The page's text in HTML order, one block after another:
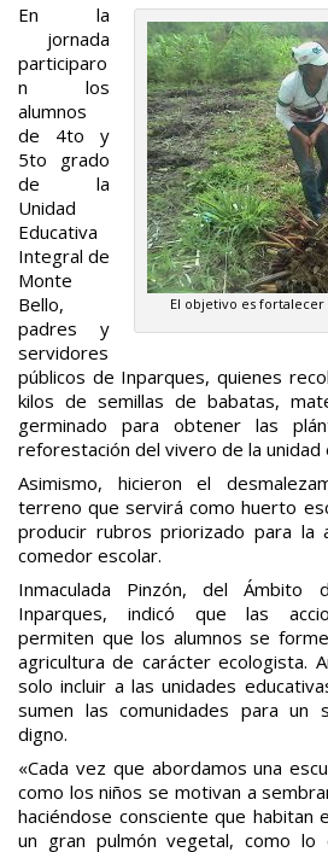
El objetivo es
En la
jornada
participaro
n los
alumnos
de 4to y
5to grado
de la
Unidad
Educativa
Integral de
Monte
Bello,
padres y
servidores
públicos de Inparques, quienes
kilos de semillas de babatas,
germinado para obtener las
reforestación del vivero de la unidad
Asimismo, hicieron el
terreno que servirá como huerto
producir rubros priorizado para la
comedor escolar.
Inmaculada Pinzón, del Ámbito
Inparques, indicó que las
permiten que los alumnos se
agricultura de carácter ecologista.
solo incluir a las unidades
sumen las comunidades para un
digno.
«Cada vez que abordamos una
como los niños se motivan a
haciéndose consciente que habitan
un gran pulmón vegetal, como lo